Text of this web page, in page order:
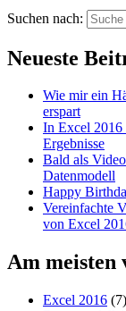
Suchen nach:
Neueste
Wie mir ein
erspart
In Excel 2016
Ergebnisse
Bald als
Datenmodell
Happy
Vereinfachte
von Excel
Am meisten
Excel 2016 (7)